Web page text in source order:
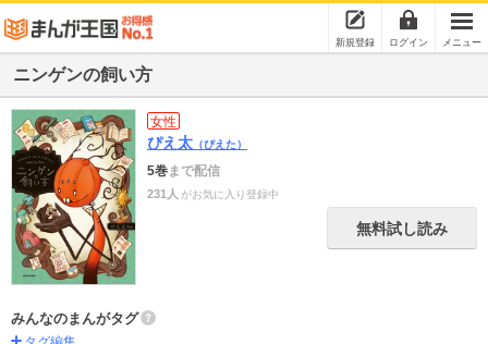
新規登録 ログイン メニュー
ニンゲンの飼い方
女性
ぴえ太 （ぴえた）
5巻まで配信
231人 がお気に入り登録中
無料試し読み
みんなのまんがタグ